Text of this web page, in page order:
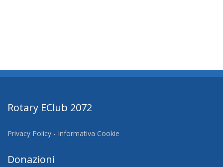
Rotary EClub 2072
Privacy Policy - Informativa Cookie
Donazioni